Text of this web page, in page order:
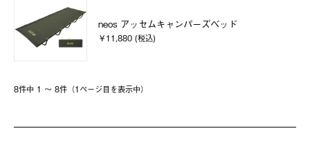
neos アッセムキャンパーズベッド
￥11,880 (税込)
8件中 1 〜 8件（1ページ⽬を表⽰中）